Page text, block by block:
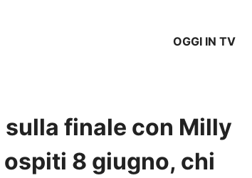
OGGI IN TV
sulla finale con Milly
8 giugno, chi